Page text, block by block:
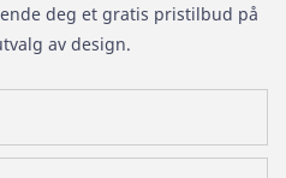
deg et gratis pristilbud på
av design.